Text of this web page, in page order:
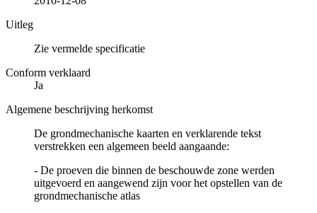
Uitleg
Zie vermelde specificatie
Conform verklaard
Ja
Algemene beschrijving herkomst
De grondmechanische kaarten en verklarende tekst
verstrekken een algemeen beeld aangaande:
- De proeven die binnen de beschouwde zone werden
uitgevoerd en aangewend zijn voor het opstellen van de
grondmechanische atlas